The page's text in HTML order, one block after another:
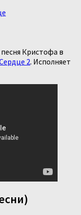
Кристофа в
2. Исполняет